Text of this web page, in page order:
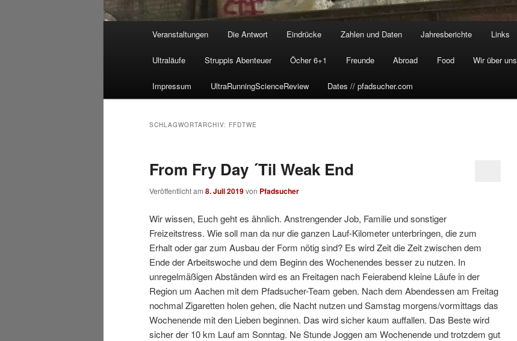
Veranstaltungen Die Antwort Eindrücke Zahlen und Daten Jahresberichte Links
Ultraläufe Struppis Abenteuer Öcher 6+1 Freunde Abroad Food Wir über uns
Impressum UltraRunningScienceReview Dates // pfadsucher.com
SCHLAGWORTARCHIV: FFDTWE
From Fry Day ´Til Weak End
Veröffentlicht am 8. Juli 2019von Pfadsucher
Wir wissen, Euch geht es ähnlich. Anstrengender Job, Familie und sonstiger
Freizeitstress. Wie soll man da nur die ganzen Lauf-Kilometer unterbringen, die zum
Erhalt oder gar zum Ausbau der Form nötig sind? Es wird Zeit die Zeit zwischen dem
Ende der Arbeitswoche und dem Beginn des Wochenendes besser zu nutzen. In
unregelmäßigen Abständen wird es an Freitagen nach Feierabend kleine Läufe in der
Region um Aachen mit dem Pfadsucher-Team geben. Nach dem Abendessen am Freitag
nochmal Zigaretten holen gehen, die Nacht nutzen und Samstag morgens/vormittags das
Wochenende mit den Lieben beginnen. Das wird sicher kaum auffallen. Das Beste wird
sicher der 10 km Lauf am Sonntag. Ne Stunde Joggen am Wochenende und trotzdem gut